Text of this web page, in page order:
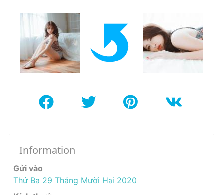
Information
Gửi vào
Thứ Ba 29 Tháng Mười Hai 2020